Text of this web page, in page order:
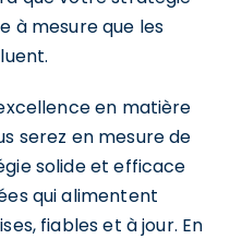
à mesure que les
en matière
serez en mesure de
solide et efficace
qui alimentent
fiables et à jour. En